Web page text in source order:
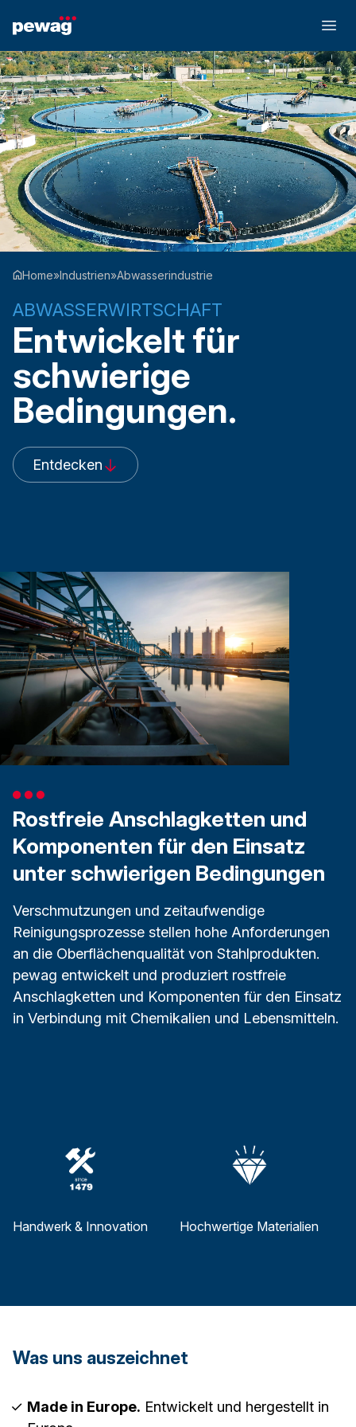
Home»Industrien»Abwasserindustrie
ABWASSERWIRTSCHAFT
Entwickelt für
schwierige
Bedingungen.
Entdecken
Rostfreie Anschlagketten und
Komponenten für den Einsatz
unter schwierigen Bedingungen
Verschmutzungen und zeitaufwendige
Reinigungsprozesse stellen hohe Anforderungen
an die Oberflächenqualität von Stahlprodukten.
pewag entwickelt und produziert rostfreie
Anschlagketten und Komponenten für den Einsatz
in Verbindung mit Chemikalien und Lebensmitteln.
Handwerk & Innovation Hochwertige Materialien
Was uns auszeichnet
Made in Europe. Entwickelt und hergestellt in